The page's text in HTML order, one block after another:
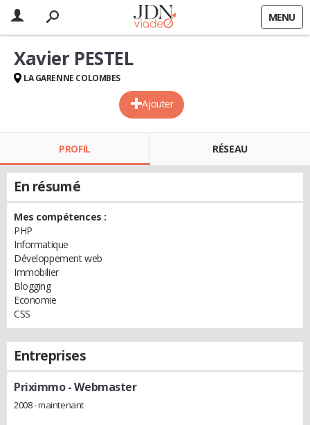
MENU
Ajouter
Xavier PESTEL
LA GARENNE COLOMBES
PROFIL RÉSEAU
En résumé
Mes compétences :
PHP
Informatique
Développement web
Immobilier
Blogging
Economie
CSS
Entreprises
Priximmo- Webmaster
2008 - maintenant